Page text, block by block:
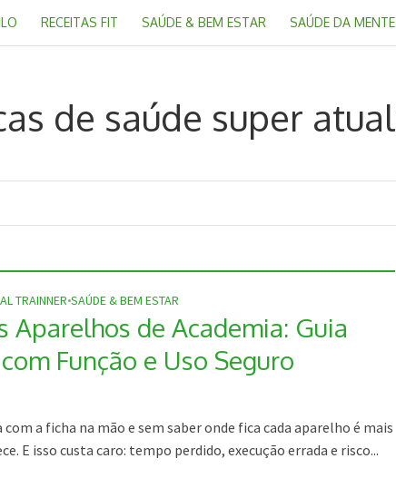
RECEITAS FIT SAÚDE & BEM ESTAR SAÚDE DA MENTE
TRAINNER•SAÚDE & BEM ESTAR
Aparelhos de Academia: Guia
Função e Uso Seguro
a ficha na mão e sem saber onde fica cada aparelho é mais
E isso custa caro: tempo perdido, execução errada e risco...